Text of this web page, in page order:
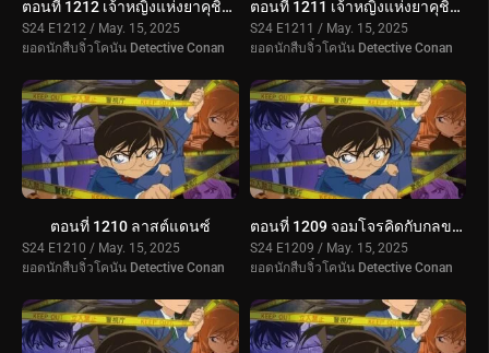
ตอนที่ 1212 เจ้าหญิงแห่งยาคุชิมะ (ตอนจบ)case-closed-1x1210
S24 E1212 / May. 15, 2025
ยอดนักสืบจิ๋วโคนัน Detective Conan
ตอนที่ 1211 เจ้าหญิงแห่งยาคุชิมะ (ตอนแรก)
S24 E1211 / May. 15, 2025
ยอดนักสืบจิ๋วโคนัน Detective Conan
ตอนที่ 1210 ลาสต์แดนซ์
S24 E1210 / May. 15, 2025
ยอดนักสืบจิ๋วโคนัน Detective Conan
ตอนที่ 1209 จอมโจรคิดกับกลขโมยมงกุฎ (ตอนจบ)
S24 E1209 / May. 15, 2025
ยอดนักสืบจิ๋วโคนัน Detective Conan